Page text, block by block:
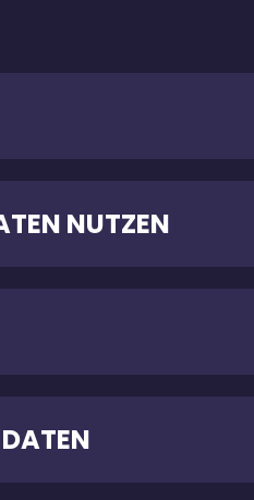
NUTZEN